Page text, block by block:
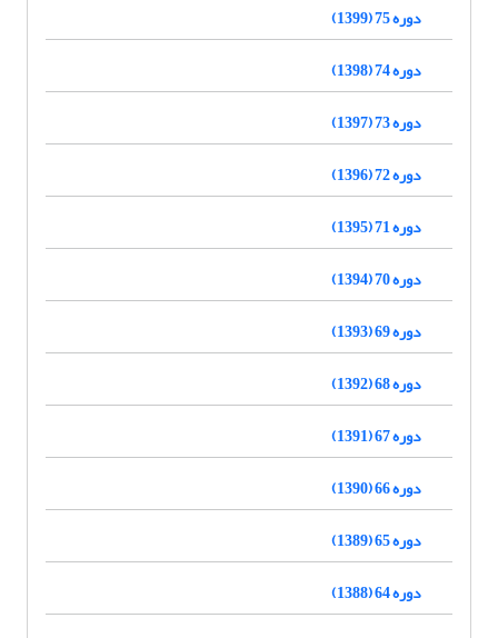
دوره 75 (1399)
دوره 74 (1398)
دوره 73 (1397)
دوره 72 (1396)
دوره 71 (1395)
دوره 70 (1394)
دوره 69 (1393)
دوره 68 (1392)
دوره 67 (1391)
دوره 66 (1390)
دوره 65 (1389)
دوره 64 (1388)